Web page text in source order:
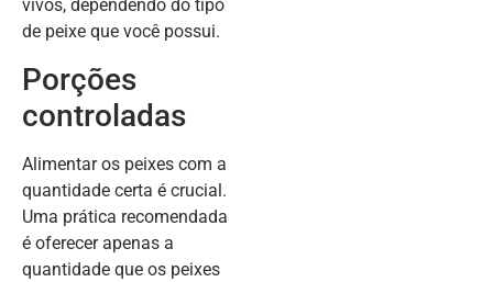
vivos, dependendo do tipo
de peixe que você possui.
Porções
controladas
Alimentar os peixes com a
quantidade certa é crucial.
Uma prática recomendada
é oferecer apenas a
quantidade que os peixes